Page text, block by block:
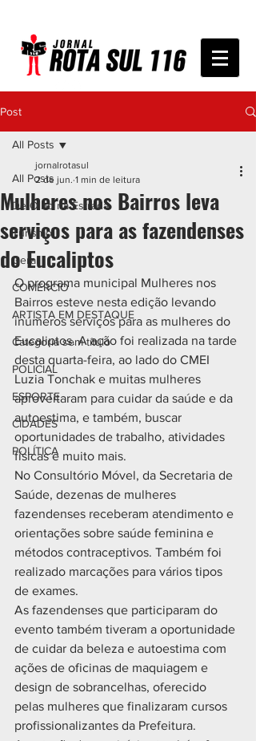
Post
All Posts
De Olho na Estrada
Turismo
Geral
COMÉRCIO
ARTISTA EM DESTAQUE
Categoria sem título
POLICIAL
ESPORTE
CIDADES
POLÍTICA
All Posts
Mulheres nos Bairros leva
serviços para as fazendenses
do Eucaliptos
jornalrotasul
2 de jun. 1 min de leitura
O programa municipal Mulheres nos
Bairros esteve nesta edição levando
inúmeros serviços para as mulheres do
Eucaliptos. A ação foi realizada na tarde
desta quarta-feira, ao lado do CMEI
Luzia Tonchak e muitas mulheres
aproveitaram para cuidar da saúde e da
autoestima, e também, buscar
oportunidades de trabalho, atividades
físicas e muito mais.
No Consultório Móvel, da Secretaria de
Saúde, dezenas de mulheres
fazendenses receberam atendimento e
orientações sobre saúde feminina e
métodos contraceptivos. Também foi
realizado marcações para vários tipos
de exames.
As fazendenses que participaram do
evento também tiveram a oportunidade
de cuidar da beleza e autoestima com
ações de oficinas de maquiagem e
design de sobrancelhas, oferecido
pelas mulheres que finalizaram cursos
profissionalizantes da Prefeitura.